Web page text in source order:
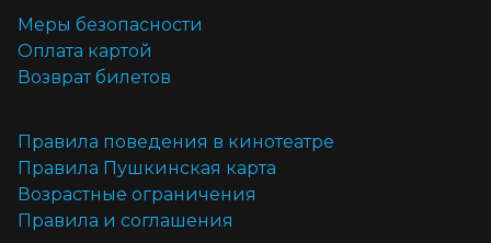
Меры безопасности
Оплата картой
Возврат билетов
Правила поведения в кинотеатре
Правила Пушкинская карта
Возрастные ограничения
Правила и соглашения